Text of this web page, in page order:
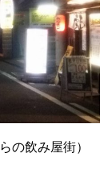
の飲み屋街）